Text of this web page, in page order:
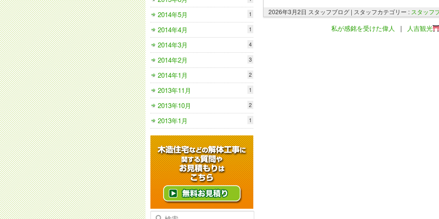
2026年3月2日 スタッフブログ | スタッフカテゴリー : スタッフ
私が感銘を受けた偉人 | 人吉観光
2014年5月 1
2014年4月 1
2014年3月 4
2014年2月 3
2014年1月 2
2013年11月 1
2013年10月 2
2013年1月 1